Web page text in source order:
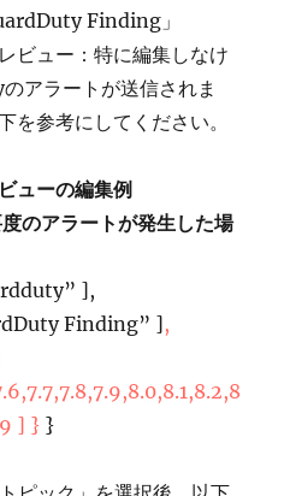
Finding」
ビュー：特に編集しなけ
アラートが送信されま
を参考にしてください。
ューの編集例
のアラートが発生した場
],
Finding” ],
] } }